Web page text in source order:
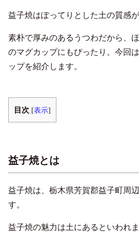
益子焼はぽってりとした土の質感
素朴で厚みのあるうつわだから、
のマグカップにもぴったり。今回
ップを紹介します。
目次 [表示]
益子焼とは
益子焼は、栃木県芳賀郡益子町周
す。
益子焼の魅力は土にあるといわれ